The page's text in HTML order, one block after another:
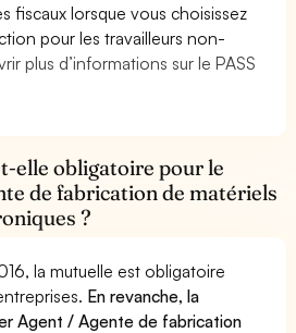
fiscaux lorsque vous choisissez
pour les travailleurs non-
plus d’informations sur le PASS
elle obligatoire pour le
de fabrication de matériels
?
la mutuelle est obligatoire
En revanche, la
Agent / Agente de fabrication